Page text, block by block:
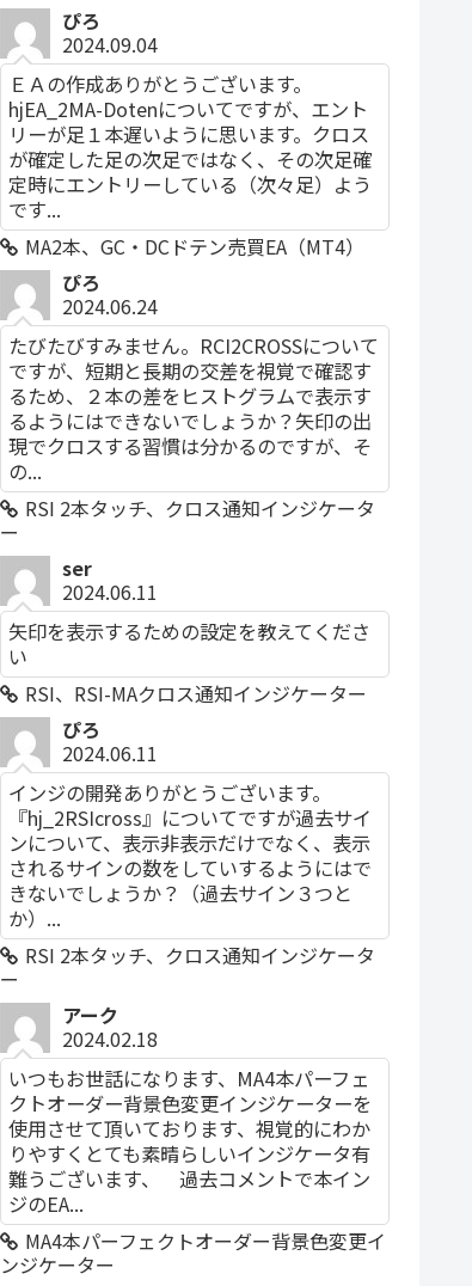
ぴろ
2024.09.04
ＥＡの作成ありがとうございます。
hjEA_2MA-Dotenについてですが、エント
リーが足１本遅いように思います。クロス
が確定した足の次足ではなく、その次足確
定時にエントリーしている（次々足）よう
です...
MA2本、GC・DCドテン売買EA（MT4）
ぴろ
2024.06.24
たびたびすみません。RCI2CROSSについて
ですが、短期と長期の交差を視覚で確認す
るため、２本の差をヒストグラムで表示す
るようにはできないでしょうか？矢印の出
現でクロスする習慣は分かるのですが、そ
の...
RSI 2本タッチ、クロス通知インジケータ
ー
ser
2024.06.11
矢印を表示するための設定を教えてくださ
い
RSI、RSI-MAクロス通知インジケーター
ぴろ
2024.06.11
インジの開発ありがとうございます。
『hj_2RSIcross』についてですが過去サイ
ンについて、表示非表示だけでなく、表示
されるサインの数をしていするようにはで
きないでしょうか？（過去サイン３つと
か）...
RSI 2本タッチ、クロス通知インジケータ
ー
アーク
2024.02.18
いつもお世話になります、MA4本パーフェ
クトオーダー背景色変更インジケーターを
使用させて頂いております、視覚的にわか
りやすくとても素晴らしいインジケータ有
難うございます、 過去コメントで本イン
ジのEA...
MA4本パーフェクトオーダー背景色変更イ
ンジケーター